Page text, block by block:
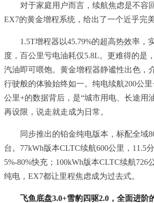
对于家庭用户而言，续航焦虑是不容
EX7的黄金增程系统，给出了一个近乎完美
1.5T增程器以45.79%的超高热效率，
度，百公里亏电油耗仅5.8L。更难得的
汽油即可喂饱。黄金增程器静谧性出色，
行驶般的体验始终如一。纯电续航200公
公里+的数据背后，是“城市用电、长途用
再设限，说走就走成为日常。
同步推出的铂金纯电版本，标配全域
台。77kWh版本CLTC续航600公里，11.5
5%-80%快充；100kWh版本CLTC续航726
纯电，EX7都让里程焦虑成为过去式。
飞鱼底盘3.0+雪豹四驱2.0，全面进阶